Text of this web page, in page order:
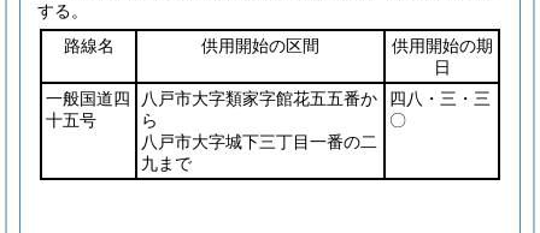
する。
路線名
供用開始の区間
供用開始の期
日
一般国道四
十五号
八戸市大字類家字館花五五番か
ら
八戸市大字城下三丁目一番の二
九まで
四八・三・三
〇